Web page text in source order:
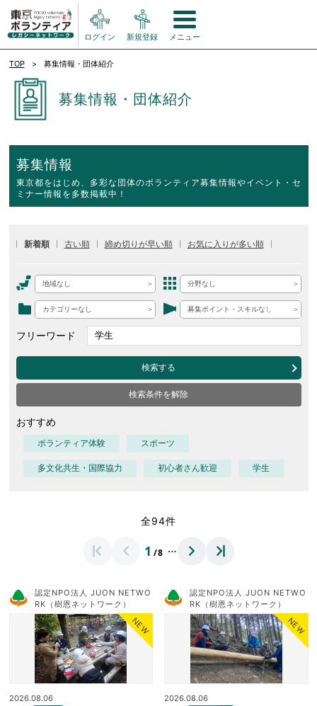
ログイン 新規登録 メニュー
TOP 募集情報・団体紹介
募集情報・団体紹介
募集情報
東京都をはじめ、多彩な団体のボランティア募集情報やイベント・セ
ミナー情報を多数掲載中！
新着順 古い順 締め切りが早い順 お気に入りが多い順
地域なし 分野なし
カテゴリーなし 募集ポイント・スキルなし
フリーワード
検索する
検索条件を解除
おすすめ
ボランティア体験 スポーツ
多文化共生・国際協力 初心者さん歓迎 学生
全94件
1 /8 …
認定NPO法人 JUON NETWO
RK（樹恩ネットワーク）
NEW
2026.08.06
認定NPO法人 JUON NETWO
RK（樹恩ネットワーク）
NEW
2026.08.06